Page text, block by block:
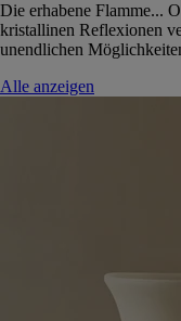
Die erhabene Flamme...
kristallinen Reflexionen
unendlichen
Alle anzeigen